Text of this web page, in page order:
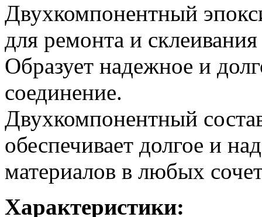
Двухкомпонентный
для ремонта и
Образует надежное и
соединение.
Двухкомпонентный
обеспечивает долгое и
материалов в любых
Характеристики: